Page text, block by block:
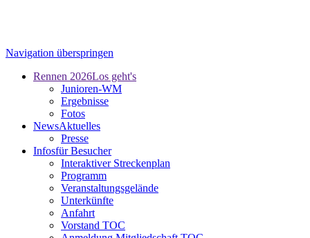
Navigation überspringen
Rennen 2026Los geht's
Junioren-WM
Ergebnisse
Fotos
NewsAktuelles
Presse
Infosfür Besucher
Interaktiver Streckenplan
Programm
Veranstaltungsgelände
Unterkünfte
Anfahrt
Vorstand TOC